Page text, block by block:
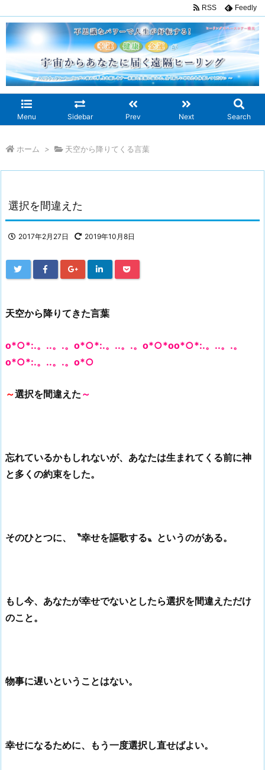
Menu Sidebar Prev Next Search
RSS Feedly
ホーム > 天空から降りてくる言葉
選択を間違えた
2017年2月27日 2019年10月8日
天空から降りてきた言葉
o*○*:.。..。.。o*○*:.。..。.。o*○*oo*○*:.。..。.。
o*○*:.。..。.。o*○
～選択を間違えた ～
忘れているかもしれないが、あなたは生まれてくる前に神
と多くの約束をした。
そのひとつに、〝幸せを謳歌する〟というのがある。
もし今、あなたが幸せでないとしたら選択を間違えただけ
のこと。
物事に遅いということはない。
幸せになるために、もう一度選択し直せばよい。